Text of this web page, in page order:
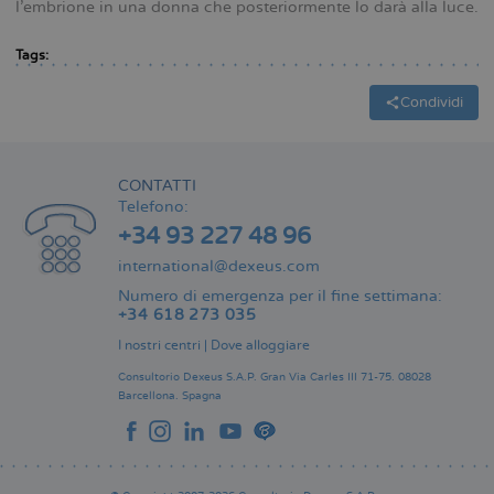
l’embrione in una donna che posteriormente lo darà alla luce.
Tags:
Condividi
CONTATTI
Telefono:
+34 93 227 48 96
international@dexeus.com
Numero di emergenza per il fine settimana:
+34 618 273 035
I nostri centri Dove alloggiare
Consultorio Dexeus S.A.P. Gran Via Carles III 71-75. 08028
Barcellona. Spagna